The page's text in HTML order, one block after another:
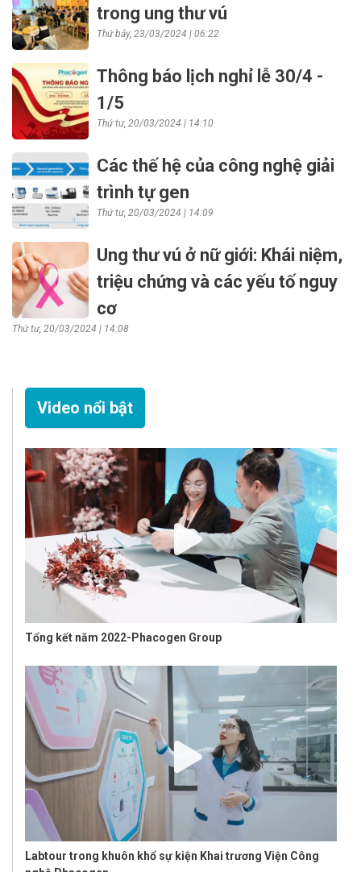
trong ung thư vú
Thứ bảy, 23/03/2024 | 06:22
Thông báo lịch nghỉ lễ 30/4 -
1/5
Thứ tư, 20/03/2024 | 14:10
Các thế hệ của công nghệ giải
trình tự gen
Thứ tư, 20/03/2024 | 14:09
Ung thư vú ở nữ giới: Khái niệm,
triệu chứng và các yếu tố nguy
cơ
Thứ tư, 20/03/2024 | 14:08
Video nổi bật
Tổng kết năm 2022-Phacogen Group
Labtour trong khuôn khổ sự kiện Khai trương Viện Công